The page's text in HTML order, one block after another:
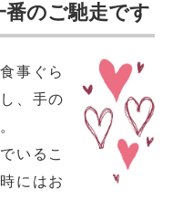
のご馳走です
事ぐら
、手の
いるこ
にはお